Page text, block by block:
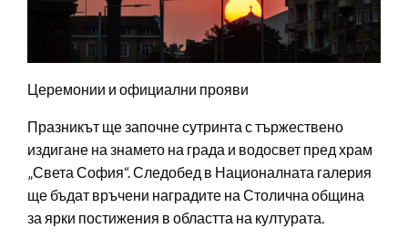
Церемонии и официални прояви
Празникът ще започне сутринта с тържествено
издигане на знамето на града и водосвет пред храм
„Света София“. Следобед в Националната галерия
ще бъдат връчени наградите на Столична община
за ярки постижения в областта на културата.